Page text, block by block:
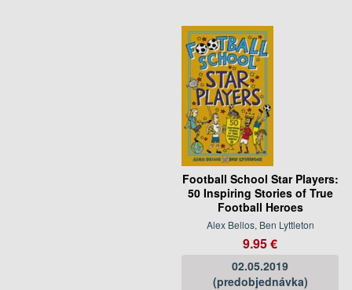
Football School Star Players:
50 Inspiring Stories of True
Football Heroes
Alex Bellos, Ben Lyttleton
9.95 €
02.05.2019
(predobjednávka)